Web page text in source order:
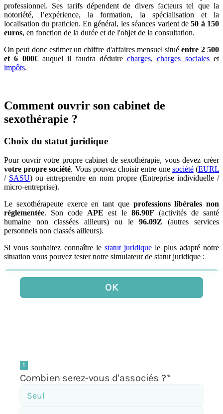
professionnel. Ses tarifs dépendent de divers facteurs tel que la
notoriété, l’expérience, la formation, la spécialisation et la
localisation du praticien. En général, les séances varient de50 à 150
euros, en fonction de la durée et de l'objet de la consultation.
On peut donc estimer un chiffre d'affaires mensuel situé entre 2 500
et 6 000€ auquel il faudra déduirecharges,charges socialeset
impôts.
Comment ouvrir son cabinet de
sexothérapie ?
Choix du statut juridique
Pour ouvrir votre propre cabinet de sexothérapie, vous devez créer
votre propre société. Vous pouvez choisir entre une société(EURL
/ SASU) ou entreprendre en nom propre (Entreprise individuelle /
micro-entreprise).
Le sexothérapeute exerce en tant que professions libérales non
réglementée. Son codeAPEest le 86.90F (activités de santé
humaine non classées ailleurs) ou le 96.09Z (autres services
personnels non classés ailleurs).
Si vous souhaitez connaître le statut juridique le plus adapté notre
situation vous pouvez tester notre simulateur de statut juridique :